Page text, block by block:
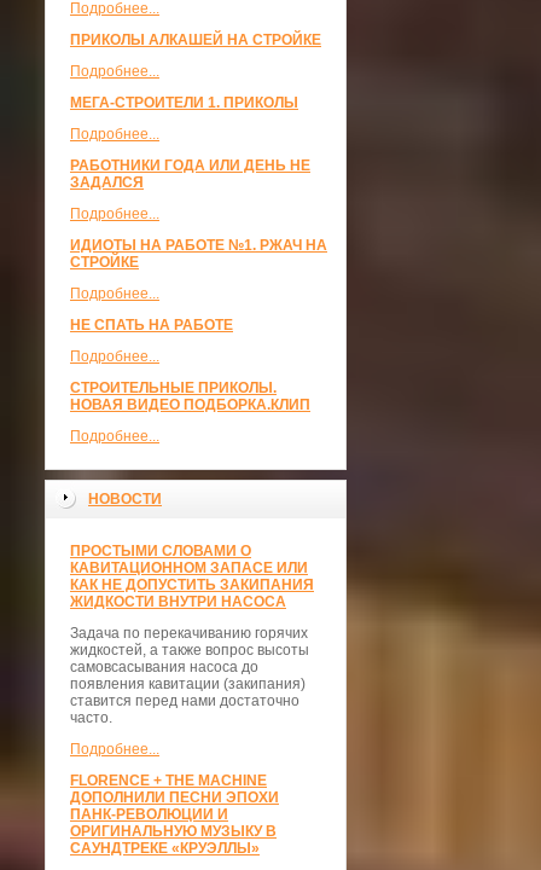
Подробнее...
ПРИКОЛЫ АЛКАШЕЙ НА СТРОЙКЕ
Подробнее...
МЕГА-СТРОИТЕЛИ 1. ПРИКОЛЫ
Подробнее...
РАБОТНИКИ ГОДА ИЛИ ДЕНЬ НЕ
ЗАДАЛСЯ
Подробнее...
ИДИОТЫ НА РАБОТЕ №1. РЖАЧ НА
СТРОЙКЕ
Подробнее...
НЕ СПАТЬ НА РАБОТЕ
Подробнее...
СТРОИТЕЛЬНЫЕ ПРИКОЛЫ.
НОВАЯ ВИДЕО ПОДБОРКА.КЛИП
Подробнее...
НОВОСТИ
ПРОСТЫМИ СЛОВАМИ О
КАВИТАЦИОННОМ ЗАПАСЕ ИЛИ
КАК НЕ ДОПУСТИТЬ ЗАКИПАНИЯ
ЖИДКОСТИ ВНУТРИ НАСОСА
Задача по перекачиванию горячих
жидкостей, а также вопрос высоты
самовсасывания насоса до
появления кавитации (закипания)
ставится перед нами достаточно
часто.
Подробнее...
FLORENCE + THE MACHINE
ДОПОЛНИЛИ ПЕСНИ ЭПОХИ
ПАНК-РЕВОЛЮЦИИ И
ОРИГИНАЛЬНУЮ МУЗЫКУ В
САУНДТРЕКЕ «КРУЭЛЛЫ»